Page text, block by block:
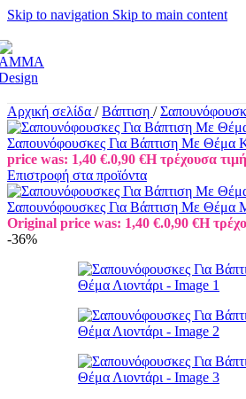
Skip to navigation Skip to main content
Αρχική σελίδα / Βάπτιση /
Σαπουνόφουσκες Για Βάπτιση Με Θέμα
price was: 1,40 €.0,90 €Η τρέχουσα
Επιστροφή στα προϊόντα
Σαπουνόφουσκες Για Βάπτιση Με Θέμα
Original price was: 1,40 €.0,90 €Η
-36%